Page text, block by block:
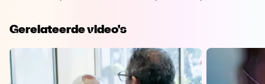
Gerelateerde video's